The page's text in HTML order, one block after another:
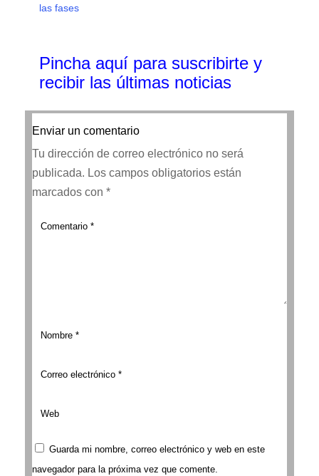
las fases
Pincha aquí para suscribirte y
recibir las últimas noticias
Enviar un comentario
Tu dirección de correo electrónico no será
publicada. Los campos obligatorios están
marcados con *
Guarda mi nombre, correo electrónico y web en este
navegador para la próxima vez que comente.